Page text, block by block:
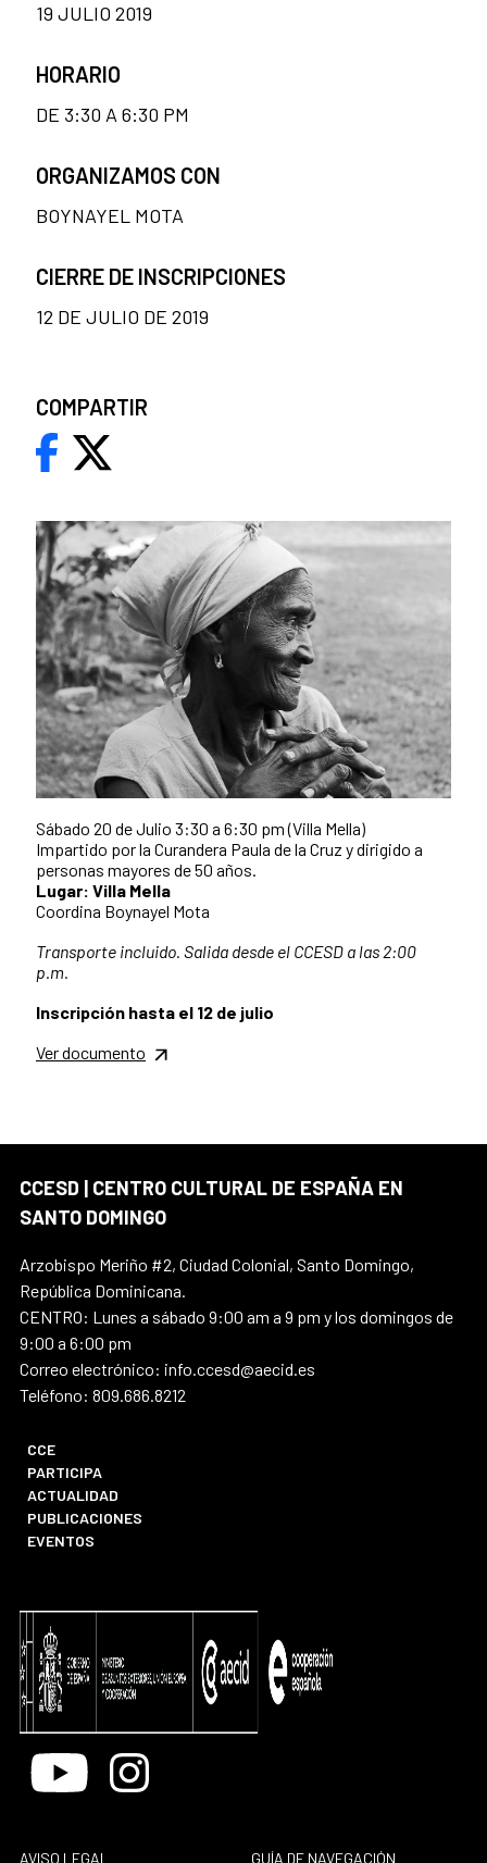
Sábado 20 de Julio 3:30 a 6:30 pm (Villa Mella)
Impartido por la Curandera Paula de la Cruz y dirigido a
personas mayores de 50 años.
Lugar: Villa Mella
Coordina Boynayel Mota
Transporte incluido. Salida desde el CCESD a las 2:00
p.m.
Inscripción hasta el 12 de julio
Ver documento
19 JULIO 2019
HORARIO
DE 3:30 A 6:30 PM
ORGANIZAMOS CON
BOYNAYEL MOTA
CIERRE DE INSCRIPCIONES
12 DE JULIO DE 2019
COMPARTIR
CCESD | CENTRO CULTURAL DE ESPAÑA EN
SANTO DOMINGO
Arzobispo Meriño #2, Ciudad Colonial, Santo Domingo,
República Dominicana.
CENTRO: Lunes a sábado 9:00 am a 9 pm y los domingos de
9:00 a 6:00 pm
Correo electrónico: info.ccesd@aecid.es
Teléfono: 809.686.8212
CCE
PARTICIPA
ACTUALIDAD
PUBLICACIONES
EVENTOS
Youtube Instagram
AVISO LEGAL GUÍA DE NAVEGACIÓN